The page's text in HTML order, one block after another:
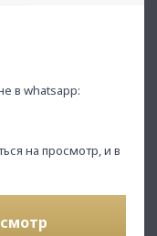
в whatsapp:
на просмотр, и в